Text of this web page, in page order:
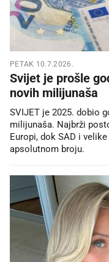
PETAK 10.7.2026.
Svijet je prošle
novih milijunaša
SVIJET je 2025. dobio
milijunaša. Najbrži
Europi, dok SAD i
apsolutnom broju.